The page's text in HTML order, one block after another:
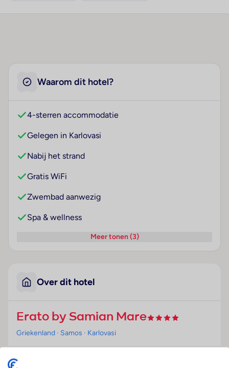
Waarom dit hotel?
4-sterren accommodatie
Gelegen in Karlovasi
Nabij het strand
Gratis WiFi
Zwembad aanwezig
Spa & wellness
Meer tonen (3)
Over dit hotel
Erato by Samian Mare
Griekenland · Samos · Karlovasi
Ligging